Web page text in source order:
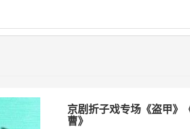
京剧折子戏专场《盗甲》
曹》